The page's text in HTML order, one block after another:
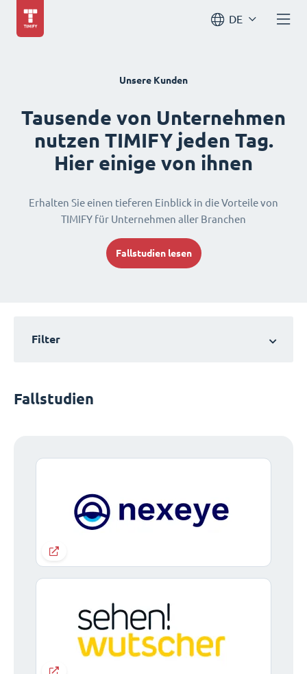
DE
Unsere Kunden
Tausende von Unternehmen
nutzen TIMIFY jeden Tag.
Hier einige von ihnen
Erhalten Sie einen tieferen Einblick in die Vorteile von
TIMIFY für Unternehmen aller Branchen
Fallstudien lesen
Filter
Fallstudien